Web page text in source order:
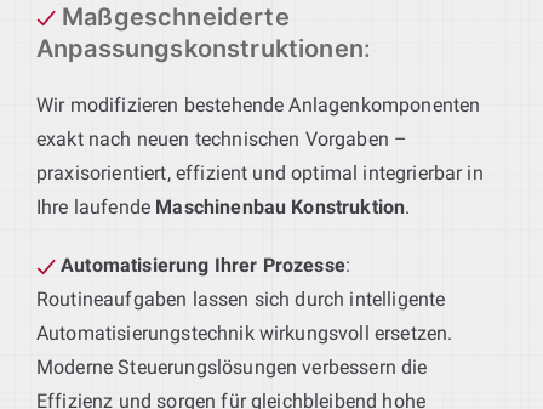
Maßgeschneiderte
Anpassungskonstruktionen:
Wir modifizieren bestehende Anlagenkomponenten
exakt nach neuen technischen Vorgaben –
praxisorientiert, effizient und optimal integrierbar in
Ihre laufende Maschinenbau Konstruktion.
Automatisierung Ihrer Prozesse:
Routineaufgaben lassen sich durch intelligente
Automatisierungstechnik wirkungsvoll ersetzen.
Moderne Steuerungslösungen verbessern die
Effizienz und sorgen für gleichbleibend hohe